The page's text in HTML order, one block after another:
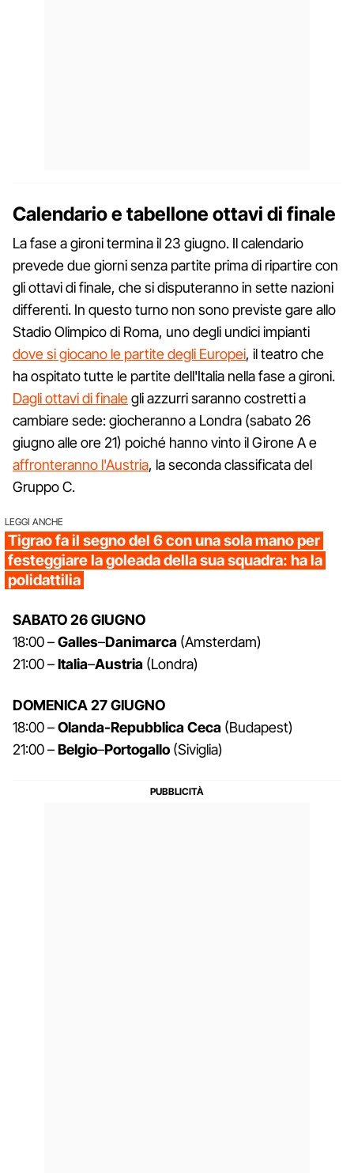
Calendario e tabellone ottavi di finale
La fase a gironi termina il 23 giugno. Il calendario
prevede due giorni senza partite prima di ripartire con
gli ottavi di finale, che si disputeranno in sette nazioni
differenti. In questo turno non sono previste gare allo
Stadio Olimpico di Roma, uno degli undici impianti
dove si giocano le partite degli Europei, il teatro che
ha ospitato tutte le partite dell'Italia nella fase a gironi.
Dagli ottavi di finalegli azzurri saranno costretti a
cambiare sede: giocheranno a Londra (sabato 26
giugno alle ore 21) poiché hanno vinto il Girone A e
affronteranno l'Austria, la seconda classificata del
Gruppo C.
LEGGI ANCHE
Tigrao fa il segno del 6 con una sola mano per
festeggiare la goleada della sua squadra: ha la
polidattilia
SABATO 26 GIUGNO
18:00 –Galles–Danimarca (Amsterdam)
21:00 –Italia–Austria (Londra)
DOMENICA 27 GIUGNO
18:00 –Olanda-Repubblica Ceca (Budapest)
21:00 –Belgio–Portogallo (Siviglia)